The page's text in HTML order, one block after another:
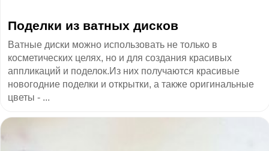
Поделки из ватных дисков
Ватные диски можно использовать не только в
косметических целях, но и для создания красивых
аппликаций и поделок.Из них получаются красивые
новогодние поделки и открытки, а также оригинальные
цветы - ...